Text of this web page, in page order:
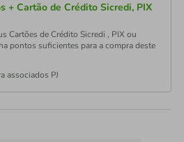
+ Cartão de Crédito Sicredi, PIX
Cartões de Crédito Sicredi , PIX ou
pontos suficientes para a compra deste
associados PJ